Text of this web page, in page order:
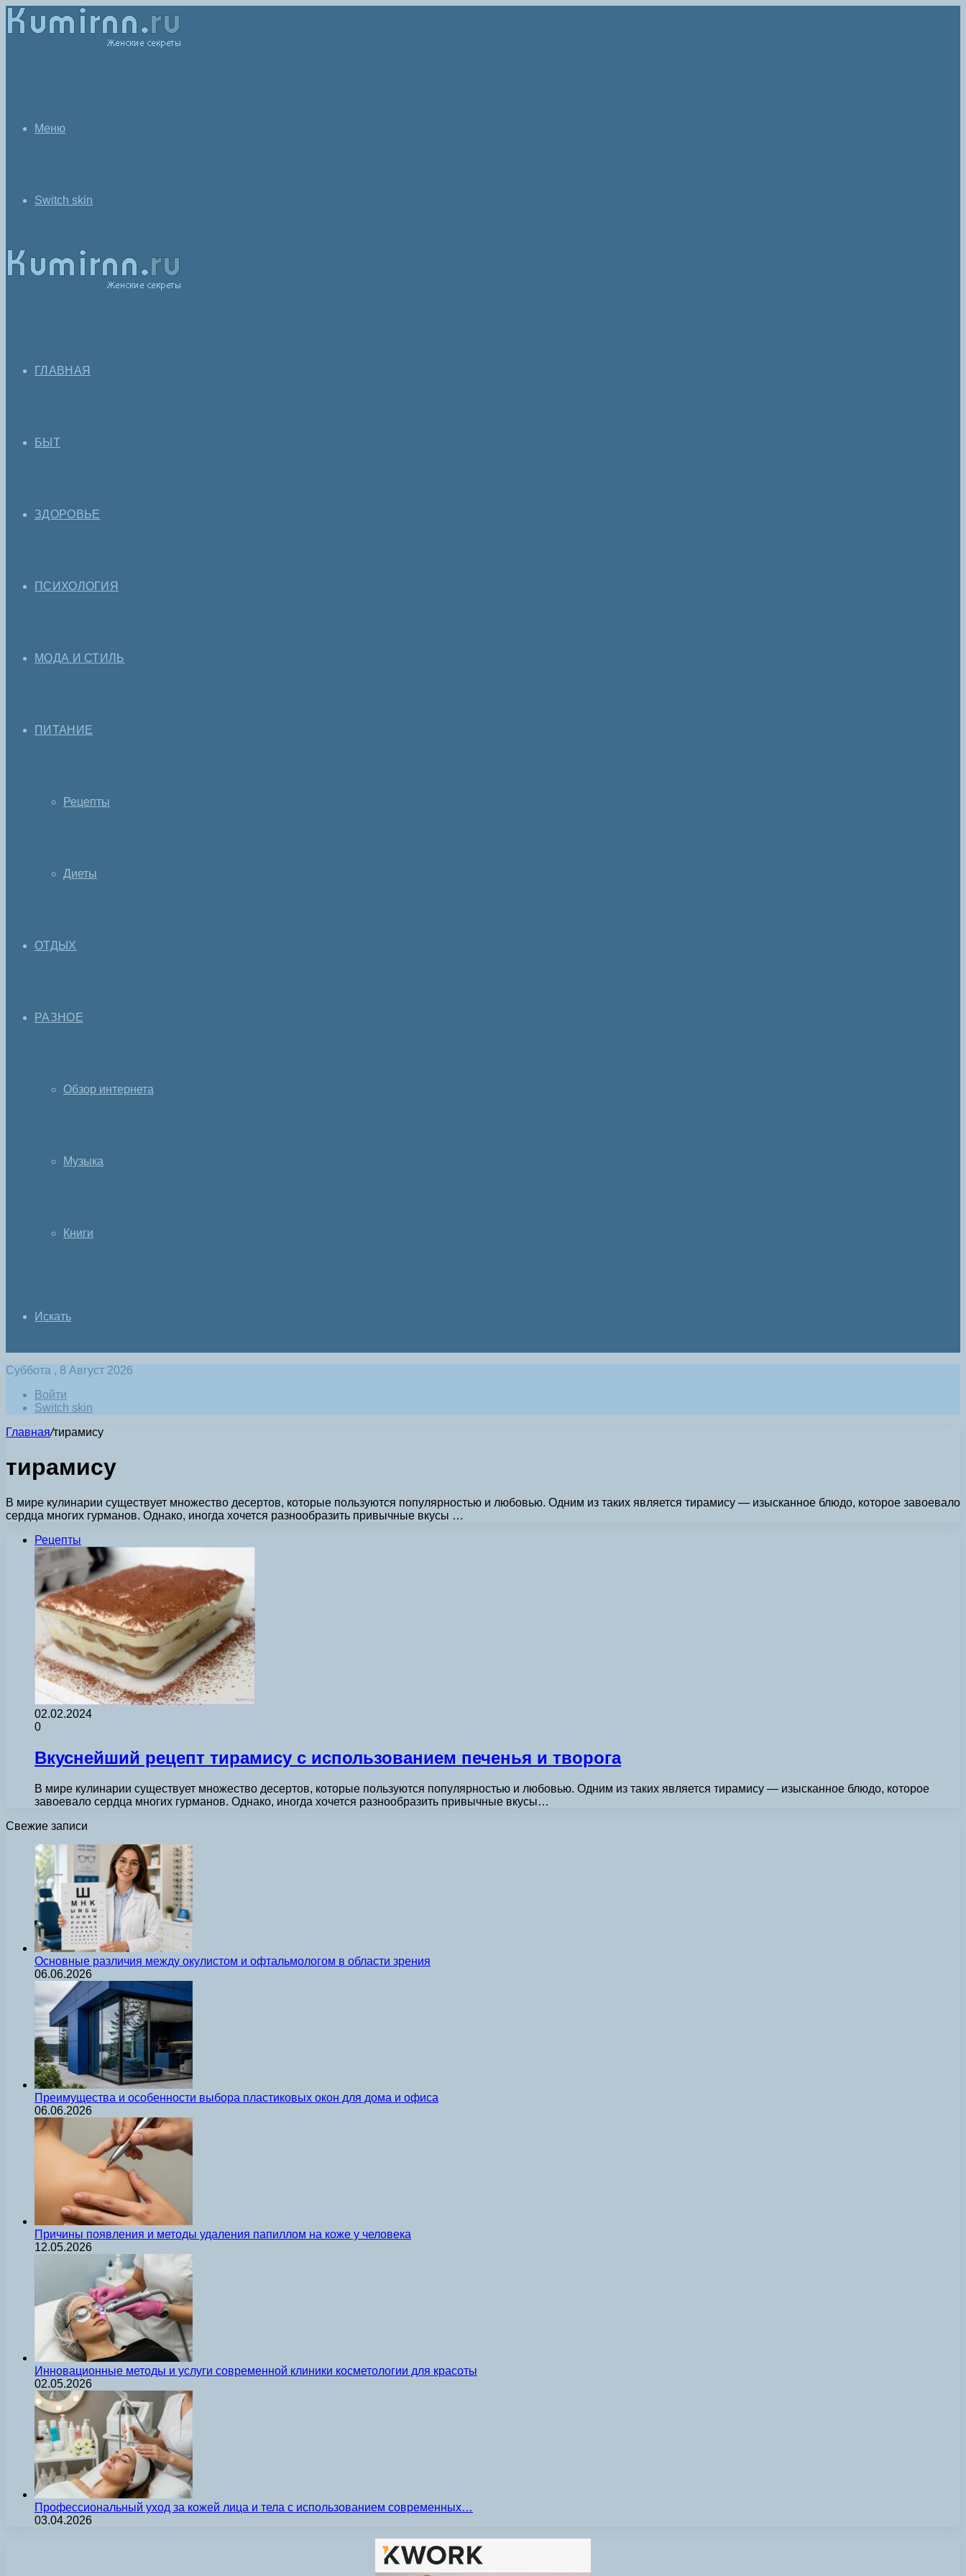
Меню
Switch skin
ГЛАВНАЯ
БЫТ
ЗДОРОВЬЕ
ПСИХОЛОГИЯ
МОДА И СТИЛЬ
ПИТАНИЕ
Рецепты
Диеты
ОТДЫХ
РАЗНОЕ
Обзор интернета
Музыка
Книги
Искать
Суббота , 8 Август 2026
Войти
Switch skin
Главная/тирамису
тирамису
В мире кулинарии существует множество десертов, которые пользуются популярностью и любовью. Одним из таких является тирамису — изысканное блюдо, которое завоевало
сердца многих гурманов. Однако, иногда хочется разнообразить привычные вкусы …
Рецепты
02.02.2024
0
Вкуснейший рецепт тирамису с использованием печенья и творога
В мире кулинарии существует множество десертов, которые пользуются популярностью и любовью. Одним из таких является тирамису — изысканное блюдо, которое
завоевало сердца многих гурманов. Однако, иногда хочется разнообразить привычные вкусы…
Свежие записи
Основные различия между окулистом и офтальмологом в области зрения
06.06.2026
Преимущества и особенности выбора пластиковых окон для дома и офиса
06.06.2026
Причины появления и методы удаления папиллом на коже у человека
12.05.2026
Инновационные методы и услуги современной клиники косметологии для красоты
02.05.2026
Профессиональный уход за кожей лица и тела с использованием современных…
03.04.2026